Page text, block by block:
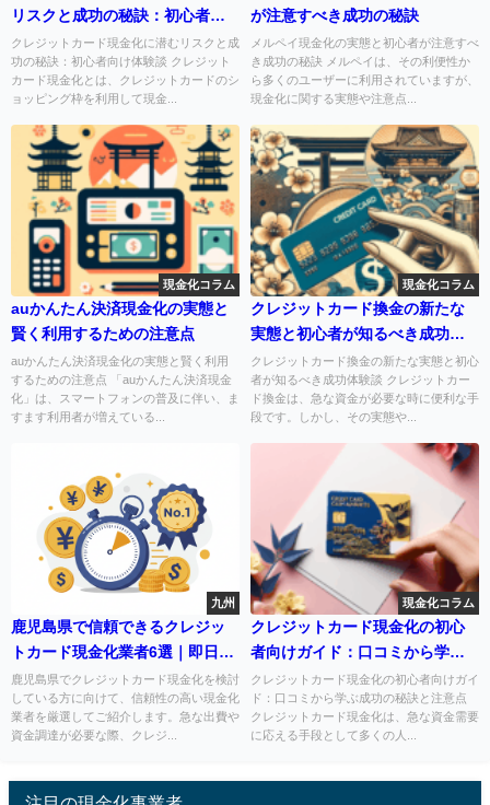
リスクと成功の秘訣：初心者向
け体験談
クレジットカード現金化に潜むリスクと成
功の秘訣：初心者向け体験談 クレジット
カード現金化とは、クレジットカードのシ
ョッピング枠を利用して現金...
が注意すべき成功の秘訣
メルペイ現金化の実態と初心者が注意すべ
き成功の秘訣 メルペイは、その利便性か
ら多くのユーザーに利用されていますが、
現金化に関する実態や注意点...
現金化コラム
auかんたん決済現金化の実態と
賢く利用するための注意点
auかんたん決済現金化の実態と賢く利用
するための注意点 「auかんたん決済現金
化」は、スマートフォンの普及に伴い、ま
すます利用者が増えている...
現金化コラム
クレジットカード換金の新たな
実態と初心者が知るべき成功体
験談
クレジットカード換金の新たな実態と初心
者が知るべき成功体験談 クレジットカー
ド換金は、急な資金が必要な時に便利な手
段です。しかし、その実態や...
九州
鹿児島県で信頼できるクレジッ
トカード現金化業者6選｜即日対
応・高換金率の店舗を厳選
鹿児島県でクレジットカード現金化を検討
している方に向けて、信頼性の高い現金化
業者を厳選してご紹介します。急な出費や
資金調達が必要な際、クレジ...
現金化コラム
クレジットカード現金化の初心
者向けガイド：口コミから学ぶ
成功の秘訣と注意点
クレジットカード現金化の初心者向けガイ
ド：口コミから学ぶ成功の秘訣と注意点
クレジットカード現金化は、急な資金需要
に応える手段として多くの人...